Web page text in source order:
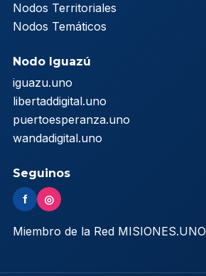
Nodos Territoriales
Nodos Temáticos
Nodo Iguazú
iguazu.uno
libertaddigital.uno
puertoesperanza.uno
wandadigital.uno
Seguinos
f ◎
Miembro de la Red MISIONES.UNO